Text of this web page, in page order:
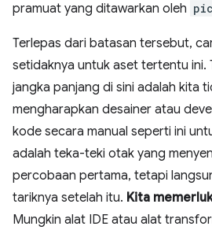
pramuat yang ditawarkan oleh
Terlepas dari batasan tersebut,
setidaknya untuk aset tertentu ini.
jangka panjang di sini adalah kita
mengharapkan desainer atau
kode secara manual seperti ini
adalah teka-teki otak yang
percobaan pertama, tetapi
tariknya setelah itu. Kita
Mungkin alat IDE atau alat